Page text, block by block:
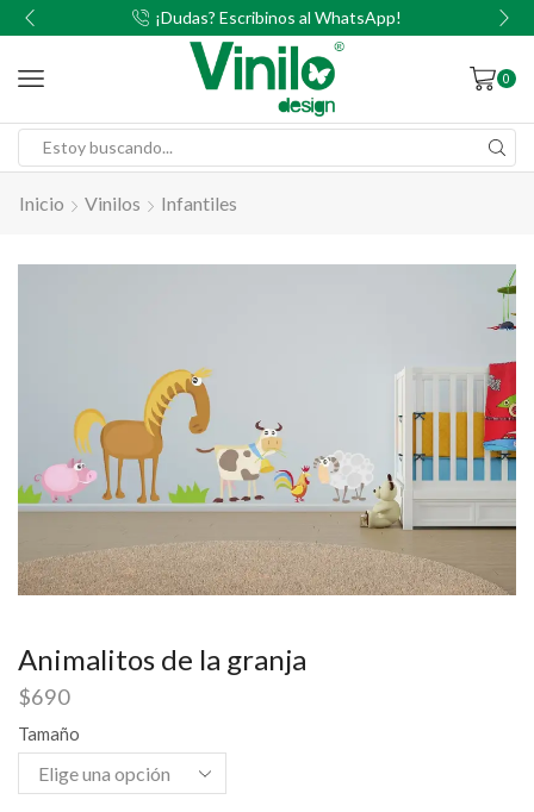
¡Dudas? Escribinos al WhatsApp!
0
Inicio Vinilos Infantiles
Animalitos de la granja
$690
Tamaño